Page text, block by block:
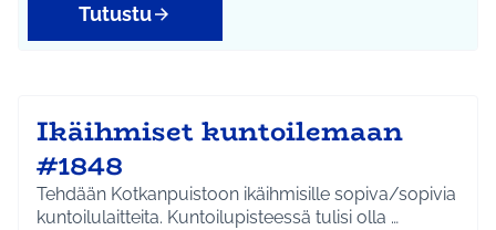
Tutustu
Ikäihmiset kuntoilemaan
#1848
Tehdään Kotkanpuistoon ikäihmisille sopiva/sopivia
kuntoilulaitteita. Kuntoilupisteessä tulisi olla …